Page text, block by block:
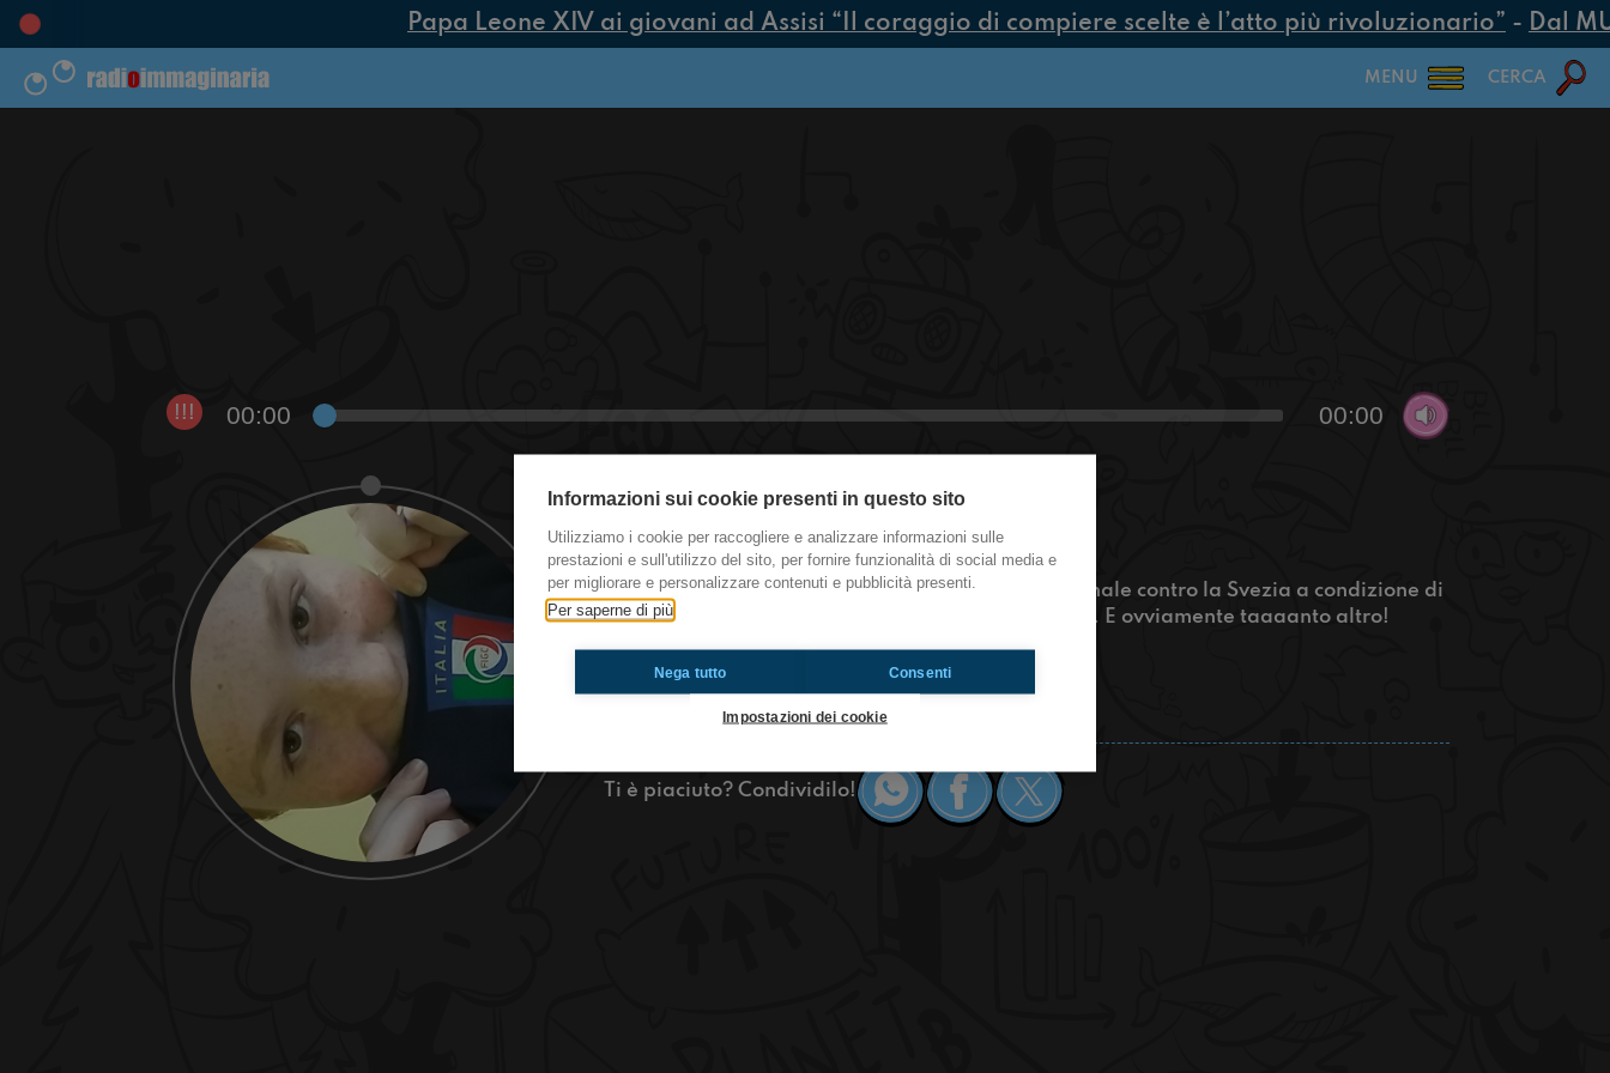
Papa Leone XIV ai giovani ad Assisi “Il coraggio di compiere scelte è l’atto più rivoluzionario”- Dal
MENU CERCA
!!! 00:00 00:00
#sgp Siamo agli ottaviiii!
Red ci obbliga a parlare della vittoria della Nazionale contro la Svezia a condizione di
raccontarvi del cantante preferito della Martina.... E ovviamente taaaanto altro!​
Sangiovanni In Persiceto
Ti è piaciuto? Condividilo!
Informazioni sui cookie presenti in questo sito
Utilizziamo i cookie per raccogliere e analizzare informazioni sulle
prestazioni e sull'utilizzo del sito, per fornire funzionalità di social media e
per migliorare e personalizzare contenuti e pubblicità presenti.
Per saperne di più
Nega tutto Consenti
Impostazioni dei cookie